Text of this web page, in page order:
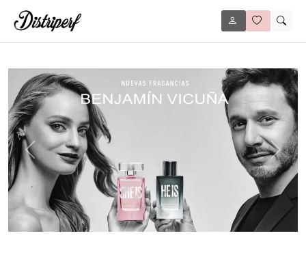
Anterior